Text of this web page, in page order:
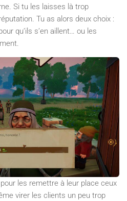
Si tu les laisses là trop
Tu as alors deux choix :
qu’ils s’en aillent… ou les
les remettre à leur place ceux
virer les clients un peu trop